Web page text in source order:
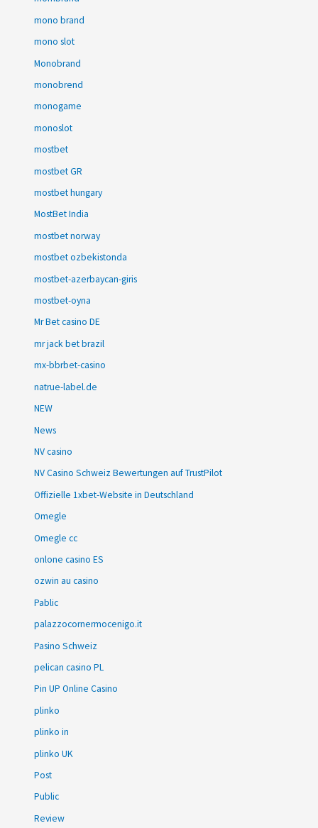
mono brand
mono slot
Monobrand
monobrend
monogame
monoslot
mostbet
mostbet GR
mostbet hungary
MostBet India
mostbet norway
mostbet ozbekistonda
mostbet-azerbaycan-giris
mostbet-oyna
Mr Bet casino DE
mr jack bet brazil
mx-bbrbet-casino
natrue-label.de
NEW
News
NV casino
NV Casino Schweiz Bewertungen auf TrustPilot
Offizielle 1xbet-Website in Deutschland
Omegle
Omegle cc
onlone casino ES
ozwin au casino
Pablic
palazzocornermocenigo.it
Pasino Schweiz
pelican casino PL
Pin UP Online Casino
plinko
plinko in
plinko UK
Post
Public
Review